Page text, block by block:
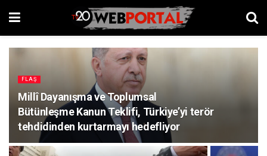
FLAŞ
Millî Dayanışma ve Toplumsal
Bütünleşme Kanun Teklifi, Türkiye’yi terör
tehdidinden kurtarmayı hedefliyor